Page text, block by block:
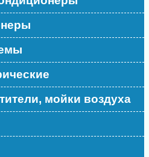
мойки воздуха